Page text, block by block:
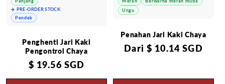
Penghenti Jari Kaki
Pengontrol Chaya
Harga
reguler
$ 19.56 SGD
✈️ PRE-ORDER STOCK
Pendek
Penahan Jari Kaki Chaya
Harga
Dari$ 10.14 SGD
Ungu